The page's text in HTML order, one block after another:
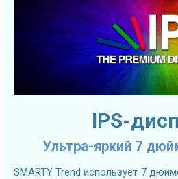
IPS-
Ультра-яркий 7
SMARTY Trend использует 7